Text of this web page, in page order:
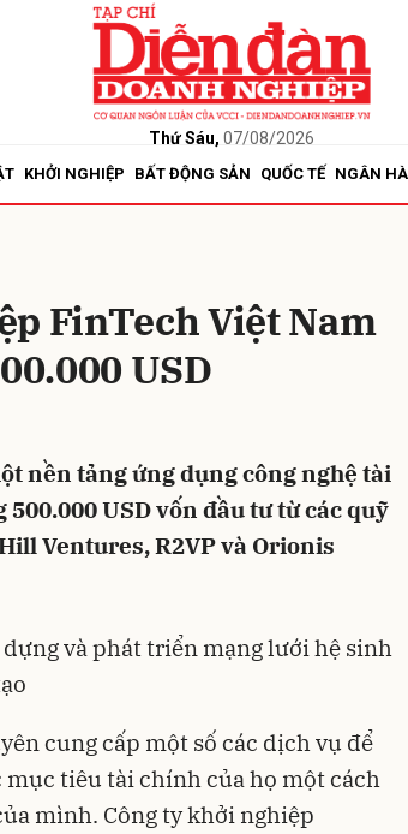
Thứ Sáu, 07/08/2026
KHỞI NGHIỆP BẤT ĐỘNG SẢN QUỐC TẾ NGÂN
FinTech Việt Nam
USD
nền tảng ứng dụng công nghệ tài
USD vốn đầu tư từ các quỹ
Ventures, R2VP và Orionis
và phát triển mạng lưới hệ sinh
cung cấp một số các dịch vụ để
tiêu tài chính của họ một cách
mình. Công ty khởi nghiệp